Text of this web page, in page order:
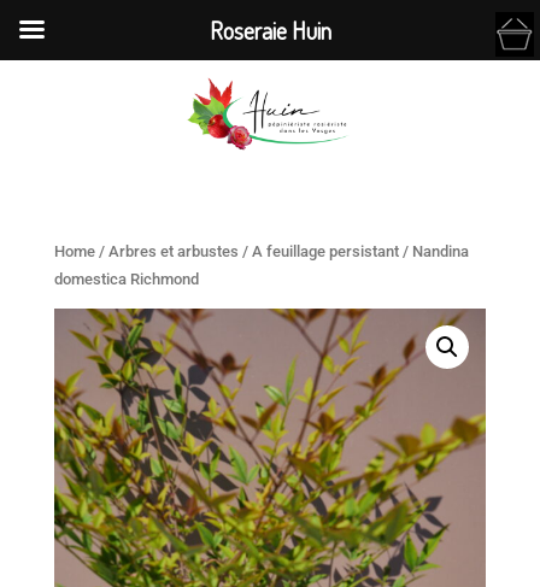
Home/ Arbres et arbustes / A feuillage persistant/ Nandina
domestica Richmond
Roseraie Huin